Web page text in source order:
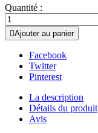
Quantité :
Ajouter au panier
Facebook
Twitter
Pinterest
La description
Détails du produit
Avis